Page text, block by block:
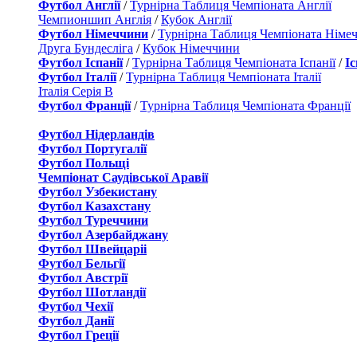
Футбол Англії/Турнірна Таблиця Чемпіоната Англії
Чемпионшип Англія /Кубок Англії
Футбол Німеччини /Турнірна Таблиця Чемпіоната
Друга Бундесліга /Кубок Німеччини
Футбол Іспанії/Турнірна Таблиця Чемпіоната Іспанії/
Футбол Італії/Турнірна Таблиця Чемпіоната Італії
Італія Серія B
Футбол Франції/Турнірна Таблиця Чемпіоната Франції
Футбол Нідерландiв
Футбол Португалії
Футбол Польщі
Чемпіонат Саудівської Аравії
Футбол Узбекистану
Футбол Казахстану
Футбол Туреччини
Футбол Азербайджану
Футбол Швейцаріі
Футбол Бельгії
Футбол Австрії
Футбол Шотландії
Футбол Чехії
Футбол Данії
Футбол Греції